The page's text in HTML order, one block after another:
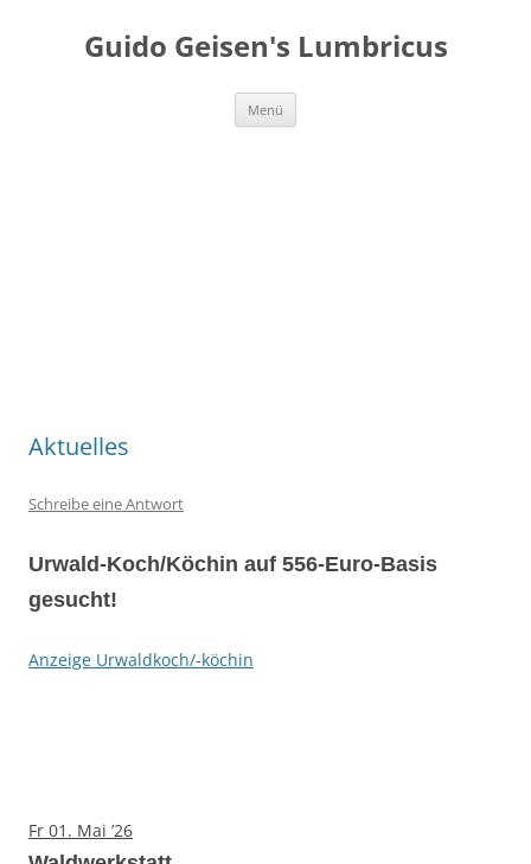
Guido Geisen's Lumbricus
Menü
Aktuelles
Schreibe eine Antwort
Urwald-Koch/Köchin auf 556-Euro-Basis
gesucht!
Anzeige Urwaldkoch/-köchin
Fr 01. Mai ’26